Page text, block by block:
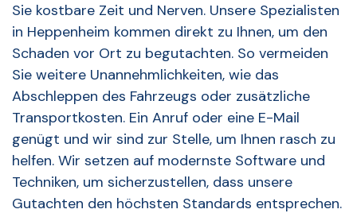
Sie kostbare Zeit und Nerven. Unsere Spezialisten
in Heppenheim kommen direkt zu Ihnen, um den
Schaden vor Ort zu begutachten. So vermeiden
Sie weitere Unannehmlichkeiten, wie das
Abschleppen des Fahrzeugs oder zusätzliche
Transportkosten. Ein Anruf oder eine E-Mail
genügt und wir sind zur Stelle, um Ihnen rasch zu
helfen. Wir setzen auf modernste Software und
Techniken, um sicherzustellen, dass unsere
Gutachten den höchsten Standards entsprechen.